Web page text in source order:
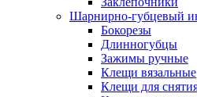
Шарнирно-губцевый
Бокорезы
Длинногубцы
Зажимы ручные
Клещи вязальные
Клещи для